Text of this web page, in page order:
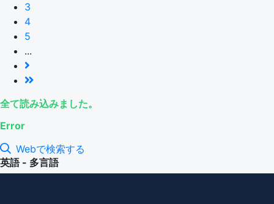
3
4
5
...
全て読み込みました。
Error
Webで検索する
英語 - 多言語